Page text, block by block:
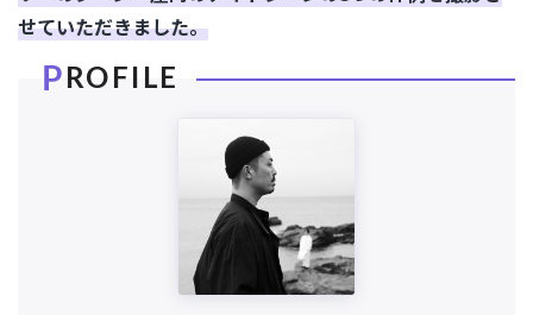
せていただきました。